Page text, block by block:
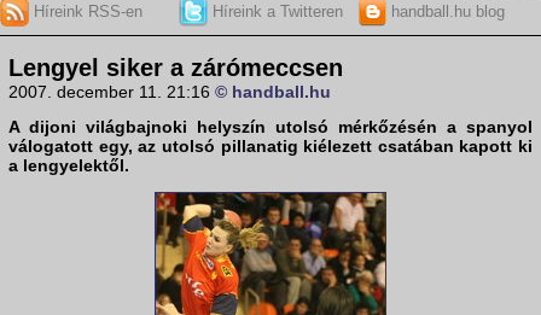
Híreink RSS-en Híreink a Twitteren handball.hu blog
Lengyel siker a zárómeccsen
2007. december 11. 21:16 © handball.hu
A dijoni világbajnoki helyszín utolsó mérkőzésén a spanyol
válogatott egy, az utolsó pillanatig kiélezett csatában kapott ki
a lengyelektől.